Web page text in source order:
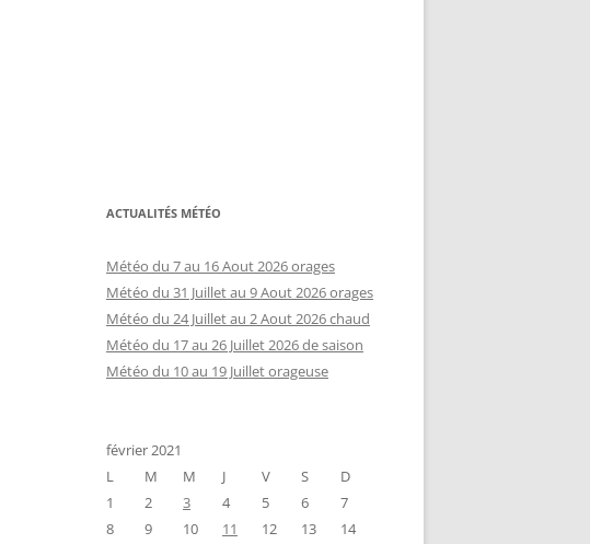
ACTUALITÉS MÉTÉO
Météo du 7 au 16 Aout 2026 orages
Météo du 31 Juillet au 9 Aout 2026 orages
Météo du 24 Juillet au 2 Aout 2026 chaud
Météo du 17 au 26 Juillet 2026 de saison
Météo du 10 au 19 Juillet orageuse
février 2021
L
M M J V S
D
1
2 3 4 5 6
7
8
9 10 11 12 13
14